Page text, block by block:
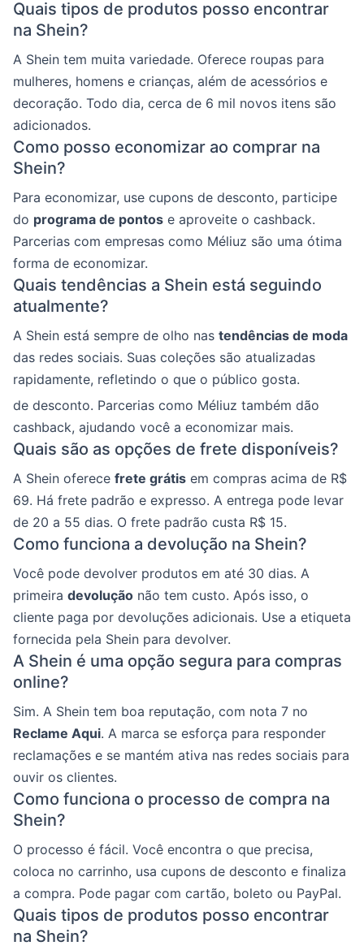
Quais tipos de produtos posso encontrar
na Shein?
A Shein tem muita variedade. Oferece roupas para
mulheres, homens e crianças, além de acessórios e
decoração. Todo dia, cerca de 6 mil novos itens são
adicionados.
Como posso economizar ao comprar na
Shein?
Para economizar, use cupons de desconto, participe
do programa de pontos e aproveite o cashback.
Parcerias com empresas como Méliuz são uma ótima
forma de economizar.
Quais tendências a Shein está seguindo
atualmente?
A Shein está sempre de olho nas tendências de moda
das redes sociais. Suas coleções são atualizadas
rapidamente, refletindo o que o público gosta.
de desconto. Parcerias como Méliuz também dão
cashback, ajudando você a economizar mais.
Quais são as opções de frete disponíveis?
A Shein oferece frete grátis em compras acima de R$
69. Há frete padrão e expresso. A entrega pode levar
de 20 a 55 dias. O frete padrão custa R$ 15.
Como funciona a devolução na Shein?
Você pode devolver produtos em até 30 dias. A
primeira devolução não tem custo. Após isso, o
cliente paga por devoluções adicionais. Use a etiqueta
fornecida pela Shein para devolver.
A Shein é uma opção segura para compras
online?
Sim. A Shein tem boa reputação, com nota 7 no
Reclame Aqui. A marca se esforça para responder
reclamações e se mantém ativa nas redes sociais para
ouvir os clientes.
Como funciona o processo de compra na
Shein?
O processo é fácil. Você encontra o que precisa,
coloca no carrinho, usa cupons de desconto e finaliza
a compra. Pode pagar com cartão, boleto ou PayPal.
Quais tipos de produtos posso encontrar
na Shein?